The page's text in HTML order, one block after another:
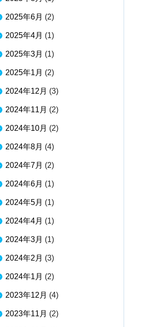
2025年6月 (2)
2025年4月 (1)
2025年3月 (1)
2025年1月 (2)
2024年12月 (3)
2024年11月 (2)
2024年10月 (2)
2024年8月 (4)
2024年7月 (2)
2024年6月 (1)
2024年5月 (1)
2024年4月 (1)
2024年3月 (1)
2024年2月 (3)
2024年1月 (2)
2023年12月 (4)
2023年11月 (2)